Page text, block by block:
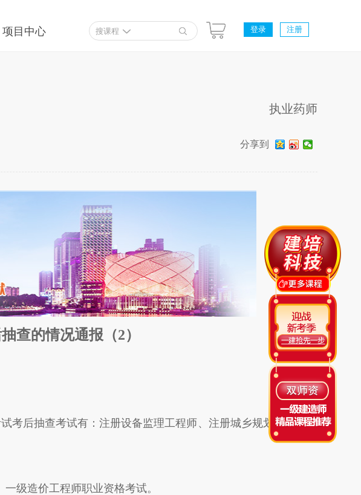
项目中心 搜课程 登录 注册
执业药师
分享到
查的情况通报（2）
考后抽查考试有：注册设备监理工程师、注册城乡规划师、测绘
级造价工程师职业资格考试。